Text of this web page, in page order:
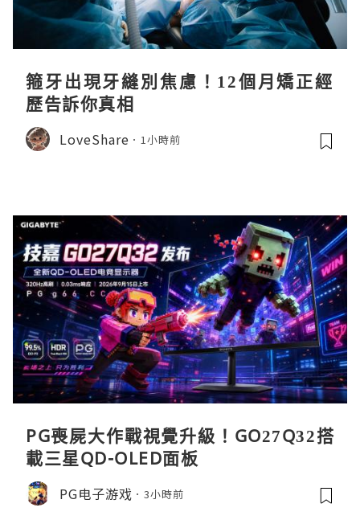
箍牙出現牙縫別焦慮！12個月矯正經
歷告訴你真相
LoveShare 1小時前
PG喪屍大作戰視覺升級！GO27Q32搭
載三星QD-OLED面板
PG电子游戏 3小時前